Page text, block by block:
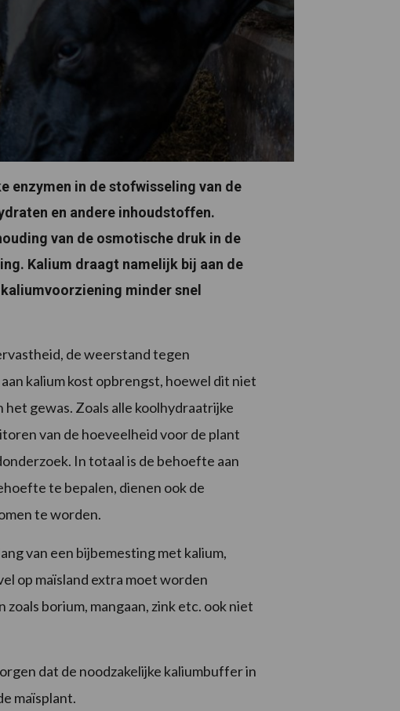
enzymen in de stofwisseling van de
en andere inhoudstoffen.
van de osmotische druk in de
Kalium draagt namelijk bij aan de
minder snel
de weerstand tegen
kalium kost opbrengst, hoewel dit niet
het gewas. Zoals alle koolhydraatrijke
van de hoeveelheid voor de plant
In totaal is de behoefte aan
te bepalen, dienen ook de
te worden.
van een bijbemesting met kalium,
op maïsland extra moet worden
borium, mangaan, zink etc. ook niet
dat de noodzakelijke kaliumbuffer in
maïsplant.